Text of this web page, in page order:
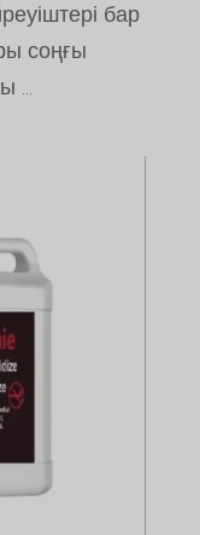
бар
соңғы
...